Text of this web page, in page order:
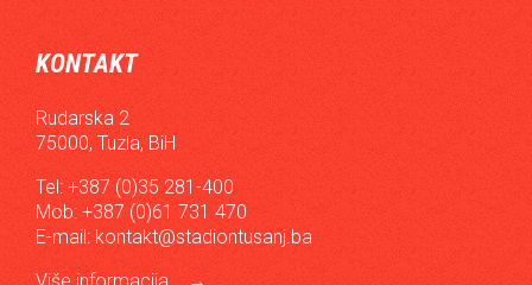
KONTAKT
Rudarska 2
75000, Tuzla, BiH
Tel: +387 (0)35 281-400
Mob: +387 (0)61 731 470
E-mail: kontakt@stadiontusanj.ba